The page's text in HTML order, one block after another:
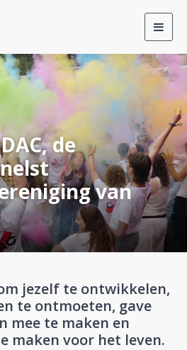
de
van
jezelf te ontwikkelen,
te ontmoeten, gave
mee te maken en
maken voor het leven.